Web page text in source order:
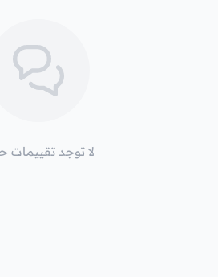
لا توجد تقييمات